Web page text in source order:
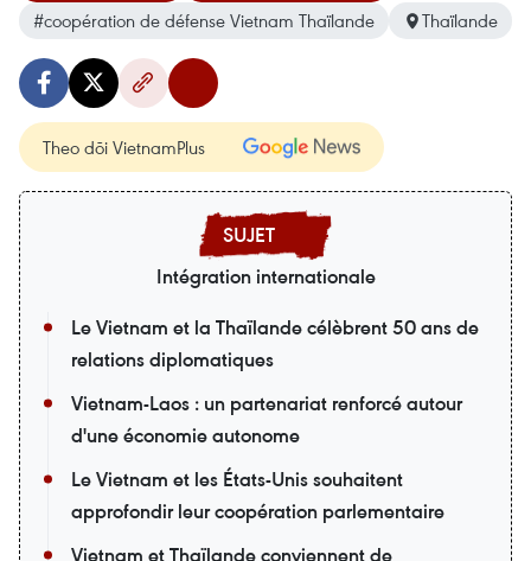
#coopération de défense Vietnam Thaïlande
Thaïlande
Theo dõi VietnamPlus
Intégration internationale
Le Vietnam et la Thaïlande célèbrent 50 ans de
relations diplomatiques
Vietnam-Laos : un partenariat renforcé autour
d'une économie autonome
Le Vietnam et les États-Unis souhaitent
approfondir leur coopération parlementaire
Vietnam et Thaïlande conviennent de